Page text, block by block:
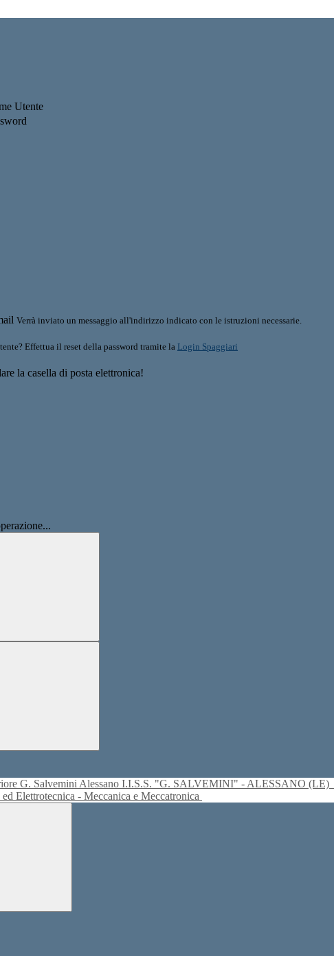
Utente
Verrà inviato un messaggio all'indirizzo indicato con le istruzioni necessarie.
Effettua il reset della password tramite la Login Spaggiari
la casella di posta elettronica!
I.I.S.S. "G. SALVEMINI" - ALESSANO (LE)
Elettrotecnica - Meccanica e Meccatronica